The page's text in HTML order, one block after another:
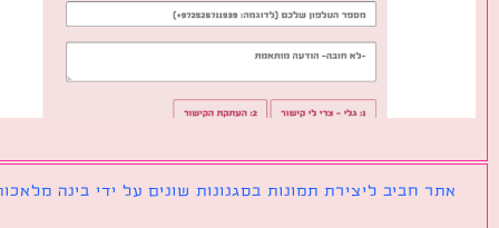
חביב ליצירת תמונות בסגנונות שונים על ידי בינה מלאכותית